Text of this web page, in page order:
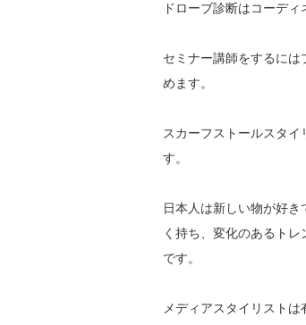
ドローブ診断はコーデ
セミナー講師をするに
めます。
スカーフストールスタ
す。
日本人は新しい物が好
く持ち、変化のあるト
です。
メディアスタイリスト